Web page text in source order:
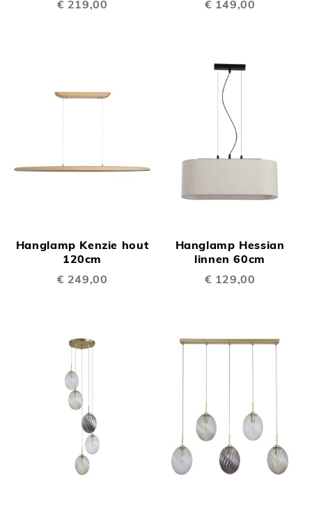
€ 219,00
€ 149,00
Hanglamp Kenzie hout
120cm
€ 249,00
Hanglamp Hessian
linnen 60cm
€ 129,00